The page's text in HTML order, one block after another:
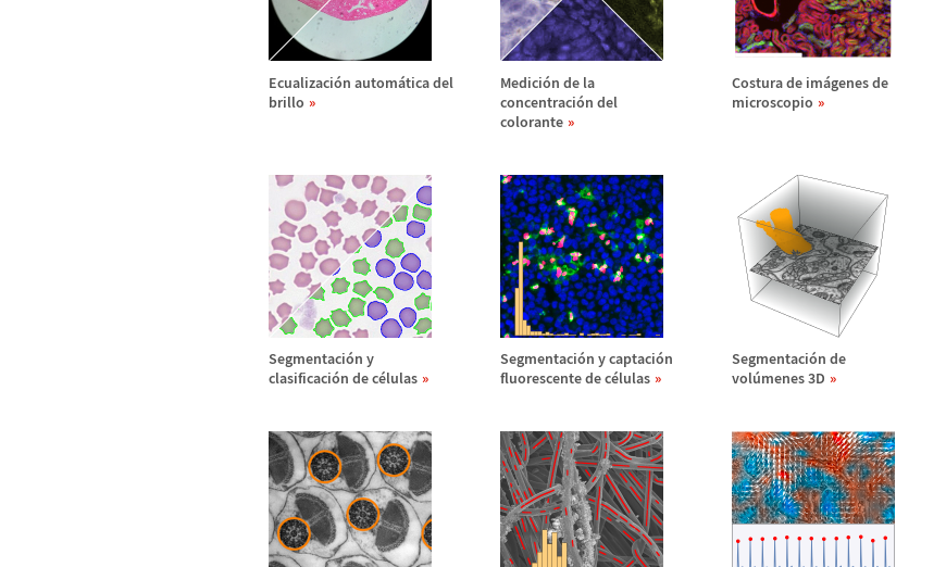
Ecualización automática del
brillo
Medición de la
concentración del
colorante
Costura de imágenes de
microscopio
Segmentación y
clasificación de células
Segmentación y captación
fluorescente de células
Segmentación de
volúmenes 3D